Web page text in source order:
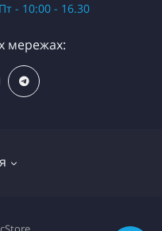
- 10:00 - 16.30
мережах: